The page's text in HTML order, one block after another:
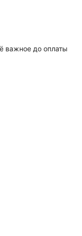
важное до оплаты